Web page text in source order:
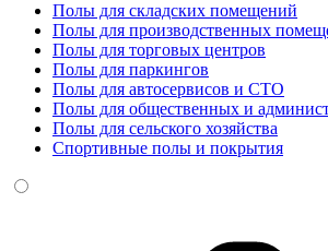
Полы для складских помещений
Полы для производственных
Полы для торговых центров
Полы для паркингов
Полы для автосервисов и СТО
Полы для общественных и
Полы для сельского хозяйства
Спортивные полы и покрытия